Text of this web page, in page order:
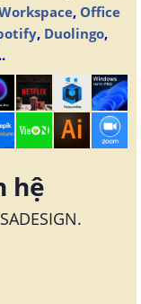
, Office
, Duolingo,
hệ